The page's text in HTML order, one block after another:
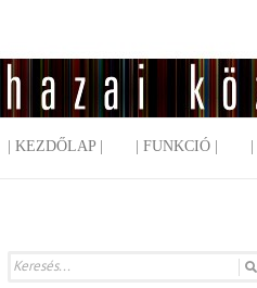
| KEZDŐLAP | | FUNKCIÓ |